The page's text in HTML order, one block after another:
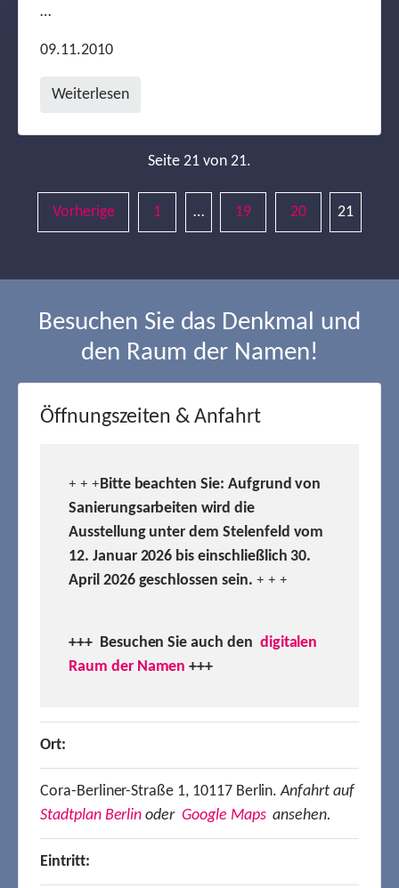
…
09.11.2010
Weiterlesen
Seite 21 von 21.
Vorherige 1 … 19 20 21
Besuchen Sie das Denkmal und
den Raum der Namen!
Öffnungszeiten & Anfahrt
+ + +Bitte beachten Sie: Aufgrund von
Sanierungsarbeiten wird die
Ausstellung unter dem Stelenfeld vom
12. Januar 2026 bis einschließlich 30.
April 2026 geschlossen sein. + + +
+++ Besuchen Sie auch den digitalen
Raum der Namen +++
Ort:
Cora-Berliner-Straße 1, 10117 Berlin.Anfahrt auf
Stadtplan Berlin oder Google Mapsansehen.
Eintritt: